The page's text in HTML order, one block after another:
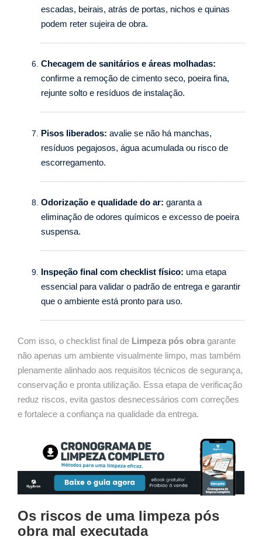
escadas, beirais, atrás de portas, nichos e quinas
podem reter sujeira de obra.
Checagem de sanitários e áreas molhadas:
confirme a remoção de cimento seco, poeira fina,
rejunte solto e resíduos de instalação.
Pisos liberados: avalie se não há manchas,
resíduos pegajosos, água acumulada ou risco de
escorregamento.
Odorização e qualidade do ar: garanta a
eliminação de odores químicos e excesso de poeira
suspensa.
Inspeção final com checklist físico: uma etapa
essencial para validar o padrão de entrega e garantir
que o ambiente está pronto para uso.
Com isso, o checklist final de Limpeza pós obra garante
não apenas um ambiente visualmente limpo, mas também
plenamente alinhado aos requisitos técnicos de segurança,
conservação e pronta utilização. Essa etapa de verificação
reduz riscos, evita gastos desnecessários com correções
e fortalece a confiança na qualidade da entrega.
Os riscos de uma limpeza pós
obra mal executada